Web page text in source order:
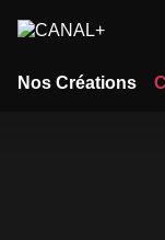
Nos Créations